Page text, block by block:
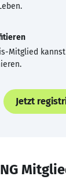
Mitglied kannst
Jetzt